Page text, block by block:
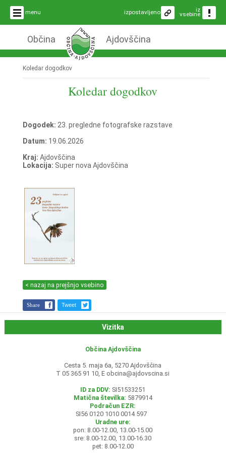
menu iz
vsebine
izpostavljeno
Občina Ajdovščina
Koledar dogodkov
Koledar dogodkov
Dogodek: 23. pregledne fotografske razstave
Datum: 19.06.2026
Kraj: Ajdovščina
Lokacija: Super nova Ajdovščina
< nazaj na prejšnjo vsebino
Share Tweet
Vizitka
Občina Ajdovščina
Cesta 5. maja 6a, 5270 Ajdovščina
T 05 365 91 10, E obcina@ajdovscina.si
ID za DDV: SI51533251
Matična številka: 5879914
Podračun EZR:
SI56 0120 1010 0014 597
Uradne ure:
pon: 8.00-12.00, 13.00-15.00
sre: 8.00-12.00, 13.00-16.30
pet: 8.00-12.00